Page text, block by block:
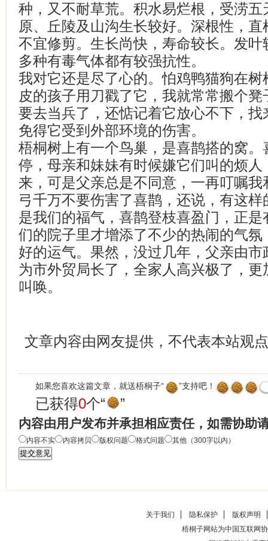
种，又不耐草荒。积水易烂根，受涝
原、丘陵及山沟生长较好。深根性，
不宜修剪。生长尚快，寿命较长。发
多种有毒气体都有较强抗性。
我对它还是尽了心的。怕鸡鸭猫狗在
皮的孩子用刀戳了它，我就常常搬个
要去当兵了，还惦记着它放心不下，
免得它受到外部环境的伤害。
梧桐树上有一个鸟巢，是喜鹊搭的窝。
停，母亲和妹妹有时候嫌它们叫的烦
来，可是父亲总是不同意，一再叮嘱
弓千万不要伤害了喜鹊，还说，有这
是我们的福气，喜鹊登枝喜盈门，正
们的院子里才增添了不少的热闹的气
好的运气。果然，没过几年，父亲由
为市外贸局长了，全家人高兴极了，
叫唤。
文章内容由网友提供，不代表本站观点
如果您喜欢这篇文章，就送梧桐子“ ”支持吧！
已获得0个“ ”
内容由用户发布并承担相应责任，如需协助
内容不实 内容拷贝 版权问题 格式问题 其他（300字以内）
关于我们 隐私保护
版权声明
梧桐子网站为中国互联网